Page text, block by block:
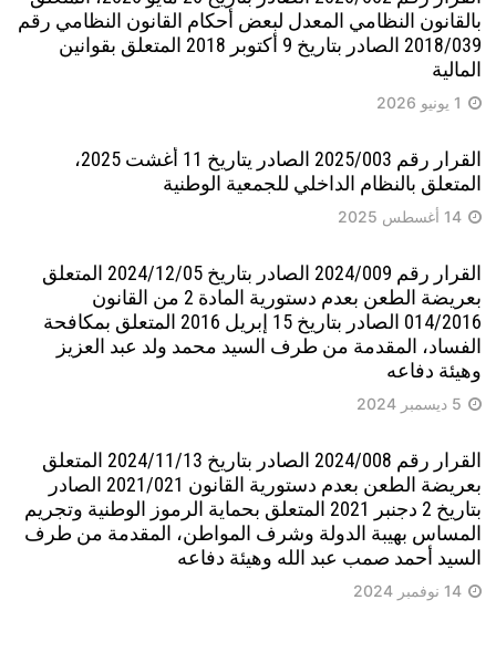
بالقانون النظامي المعدل لبعض أحكام القانون النظامي رقم
2018/039 الصادر بتاريخ 9 أكتوبر 2018 المتعلق بقوانين
المالية
1 يونيو 2026
القرار رقم 2025/003 الصادر يتاريخ 11 أغشت 2025،
المتعلق بالنظام الداخلي للجمعية الوطنية
14 أغسطس 2025
القرار رقم 2024/009 الصادر بتاريخ 2024/12/05 المتعلق
بعريضة الطعن بعدم دستورية المادة 2 من القانون
014/2016 الصادر بتاريخ 15 إبريل 2016 المتعلق بمكافحة
الفساد، المقدمة من طرف السيد محمد ولد عبد العزيز
وهيئة دفاعه
5 ديسمبر 2024
القرار رقم 2024/008 الصادر بتاريخ 2024/11/13 المتعلق
بعريضة الطعن بعدم دستورية القانون 2021/021 الصادر
بتاريخ 2 دجنبر 2021 المتعلق بحماية الرموز الوطنية وتجريم
المساس بهيبة الدولة وشرف المواطن، المقدمة من طرف
السيد أحمد صمب عبد الله وهيئة دفاعه
14 نوفمبر 2024